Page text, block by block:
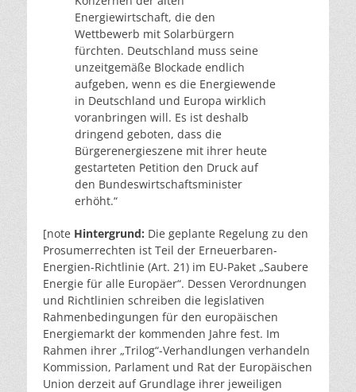
Energiewirtschaft, die den
Wettbewerb mit Solarbürgern
fürchten. Deutschland muss seine
unzeitgemäße Blockade endlich
aufgeben, wenn es die Energiewende
in Deutschland und Europa wirklich
voranbringen will. Es ist deshalb
dringend geboten, dass die
Bürgerenergieszene mit ihrer heute
gestarteten Petition den Druck auf
den Bundeswirtschaftsminister
erhöht.“
[note Hintergrund: Die geplante Regelung zu den
Prosumerrechten ist Teil der Erneuerbaren-
Energien-Richtlinie (Art. 21) im EU-Paket „Saubere
Energie für alle Europäer“. Dessen Verordnungen
und Richtlinien schreiben die legislativen
Rahmenbedingungen für den europäischen
Energiemarkt der kommenden Jahre fest. Im
Rahmen ihrer „Trilog“-Verhandlungen verhandeln
Kommission, Parlament und Rat der Europäischen
Union derzeit auf Grundlage ihrer jeweiligen